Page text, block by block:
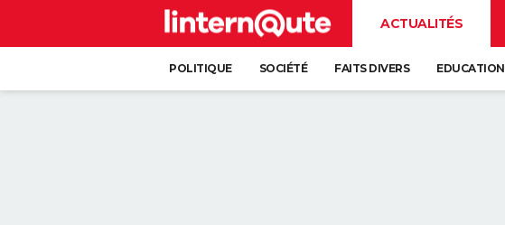
ACTUALITÉS
POLITIQUE SOCIÉTÉ FAITS DIVERS EDUCATION